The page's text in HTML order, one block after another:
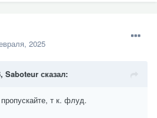
2025
Saboteur сказал:
т к. флуд.